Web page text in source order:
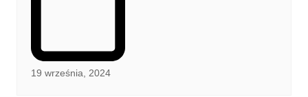
19 września, 2024